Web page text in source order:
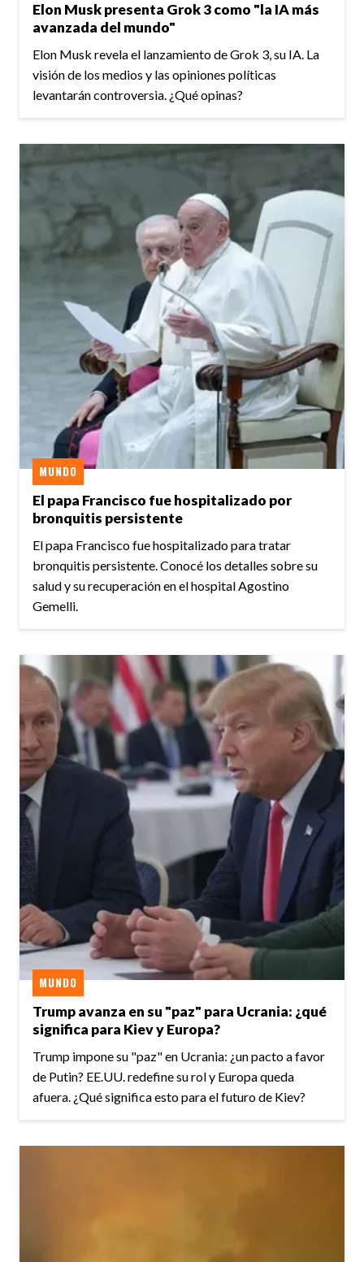
Elon Musk presenta Grok 3 como "la IA más
avanzada del mundo"
Elon Musk revela el lanzamiento de Grok 3, su IA. La
visión de los medios y las opiniones políticas
levantarán controversia. ¿Qué opinas?
El papa Francisco fue hospitalizado por
bronquitis persistente
MUNDO
El papa Francisco fue hospitalizado para tratar
bronquitis persistente. Conocé los detalles sobre su
salud y su recuperación en el hospital Agostino
Gemelli.
Trump avanza en su "paz" para Ucrania: ¿qué
significa para Kiev y Europa?
MUNDO
Trump impone su "paz" en Ucrania: ¿un pacto a favor
de Putin? EE.UU. redefine su rol y Europa queda
afuera. ¿Qué significa esto para el futuro de Kiev?